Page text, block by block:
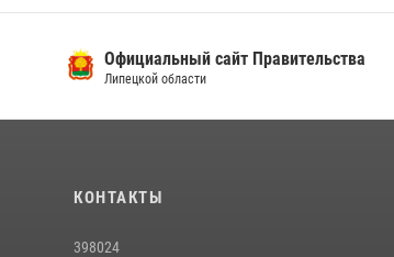
Официальный сайт Правительства
Липецкой области
КОНТАКТЫ
398024